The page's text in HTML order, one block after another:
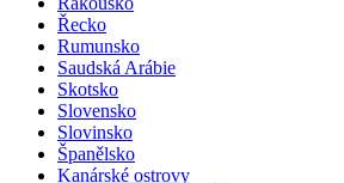
Řecko
Rumunsko
Saudská Arábie
Skotsko
Slovensko
Slovinsko
Španělsko
Kanárské ostrovy